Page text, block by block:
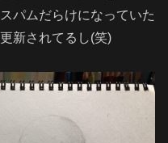
パムだらけになっていた
新されてるし(笑)